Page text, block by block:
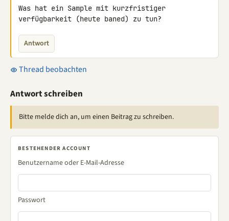
Was hat ein Sample mit kurzfristiger
verfügbarkeit (heute baned) zu tun?
Antwort
Thread beobachten
Antwort schreiben
Bitte melde dich an, um einen Beitrag zu schreiben.
BESTEHENDER ACCOUNT
Benutzername oder E-Mail-Adresse
Passwort